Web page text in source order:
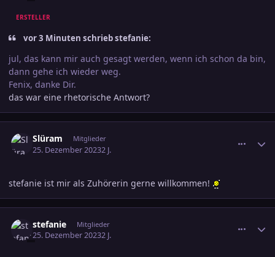
ERSTELLER
vor 3 Minuten schrieb stefanie:
jul, das kann mir auch gesagt werden, wenn ich schon da bin,
dann gehe ich wieder weg.
Fenix, danke Dir.
das war eine rhetorische Antwort?
Slüram Mitglieder
25. Dezember 20232 J.
stefanie ist mir als Zuhörerin gerne willkommen!
stefanie Mitglieder
25. Dezember 20232 J.